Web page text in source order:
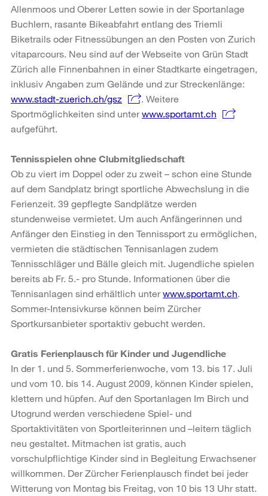
Allenmoos und Oberer Letten sowie in der Sportanlage
Buchlern, rasante Bikeabfahrt entlang des Triemli
Biketrails oder Fitnessübungen an den Posten von Zurich
vitaparcours. Neu sind auf der Webseite von Grün Stadt
Zürich alle Finnenbahnen in einer Stadtkarte eingetragen,
inklusiv Angaben zum Gelände und zur Streckenlänge:
www.stadt-zuerich.ch/gsz
. Weitere
Sportmöglichkeiten sind unterwww.sportamt.ch
aufgeführt.
Tennisspielen ohne Clubmitgliedschaft
Ob zu viert im Doppel oder zu zweit – schon eine Stunde
auf dem Sandplatz bringt sportliche Abwechslung in die
Ferienzeit. 39 gepflegte Sandplätze werden
stundenweise vermietet. Um auch Anfängerinnen und
Anfänger den Einstieg in den Tennissport zu ermöglichen,
vermieten die städtischen Tennisanlagen zudem
Tennisschläger und Bälle gleich mit. Jugendliche spielen
bereits ab Fr. 5.- pro Stunde. Informationen über die
Tennisanlagen sind erhältlich unterwww.sportamt.ch
Sommer-Intensivkurse können beim Zürcher
Sportkursanbieter sportaktiv gebucht werden.
Gratis Ferienplausch für Kinder und Jugendliche
In der 1. und 5. Sommerferienwoche, vom 13. bis 17. Juli
und vom 10. bis 14. August 2009, können Kinder spielen,
klettern und hüpfen. Auf den Sportanlagen Im Birch und
Utogrund werden verschiedene Spiel- und
Sportaktivitäten von Sportleiterinnen und –leitern täglich
neu gestaltet. Mitmachen ist gratis, auch
vorschulpflichtige Kinder sind in Begleitung Erwachsener
willkommen. Der Zürcher Ferienplausch findet bei jeder
Witterung von Montag bis Freitag, von 10 bis 13 Uhr statt.